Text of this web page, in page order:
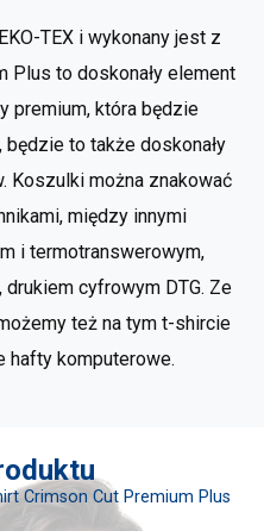
TEX i wykonany jest z
Plus to doskonały element
premium, która będzie
to także doskonały
Koszulki można znakować
między innymi
i termotranswerowym,
cyfrowym DTG. Ze
też na tym t-shircie
hafty komputerowe.
Crimson Cut Premium Plus